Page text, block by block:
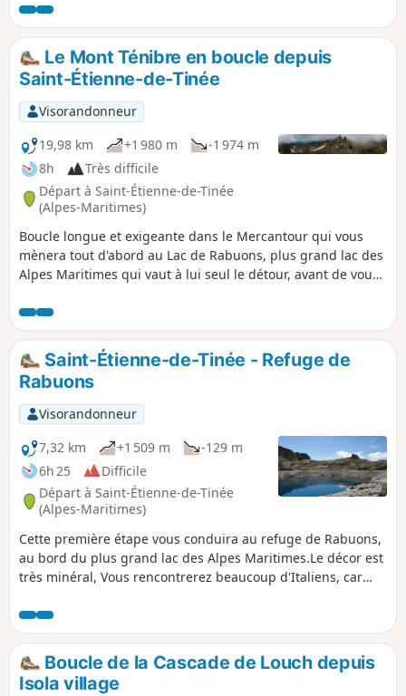
passe ensuite sous les étranges Aiguilles de Tortisse avant
d'arriver au Col du Fer (vue sur le Mont Viso). Après le Collet
de Tortisse, on arrive au niveau de l'arche d'où l'on profite
d'un panorama splendide sur les Lacs de Vens et les
sommets du Trou de l'Âne !
Le Mont Ténibre en boucle depuis
Saint-Étienne-de-Tinée
Visorandonneur
19,98 km
+1 980 m
-1 974 m
8h
Très difficile
Départ à Saint-Étienne-de-Tinée
(Alpes-Maritimes)
Boucle longue et exigeante dans le Mercantour qui vous
mènera tout d'abord au Lac de Rabuons, plus grand lac des
Alpes Maritimes qui vaut à lui seul le détour, avant de vous
avec ses 3031m. Vous êtes dans le Parc National du
Mercantour, il y a une réglementation à respecter sous
peine d'amende pouvant s'élever jusqu'à 1500 €, voir les
informations pratiques. Lire les avis avant de s'y engager.
Saint-Étienne-de-Tinée - Refuge de
Rabuons
Visorandonneur
7,32 km
+1 509 m
-129 m
6h 25
Difficile
Départ à Saint-Étienne-de-Tinée
(Alpes-Maritimes)
Cette première étape vous conduira au refuge de Rabuons,
au bord du plus grand lac des Alpes Maritimes.Le décor est
très minéral, Vous rencontrerez beaucoup d'Italiens, car
réaliser de beaux circuits en passant par le Pas de
l'Ischiator tout près. ⚠️ Compter environ 4h pour un
randonneur moyen en bonne condition physique pour
effectuer cette randonnée.
Boucle de la Cascade de Louch depuis
Isola village